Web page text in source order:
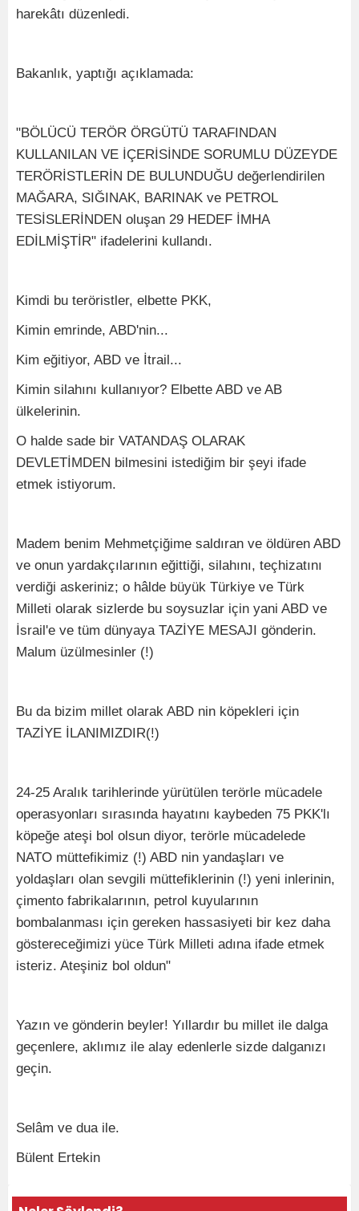
harekâtı düzenledi.
Bakanlık, yaptığı açıklamada:
"BÖLÜCÜ TERÖR ÖRGÜTÜ TARAFINDAN
KULLANILAN VE İÇERİSİNDE SORUMLU DÜZEYDE
TERÖRİSTLERİN DE BULUNDUĞU değerlendirilen
MAĞARA, SIĞINAK, BARINAK ve PETROL
TESİSLERİNDEN oluşan 29 HEDEF İMHA
EDİLMİŞTİR" ifadelerini kullandı.
Kimdi bu teröristler, elbette PKK,
Kimin emrinde, ABD'nin...
Kim eğitiyor, ABD ve İtrail...
Kimin silahını kullanıyor? Elbette ABD ve AB
ülkelerinin.
O halde sade bir VATANDAŞ OLARAK
DEVLETİMDEN bilmesini istediğim bir şeyi ifade
etmek istiyorum.
Madem benim Mehmetçiğime saldıran ve öldüren ABD
ve onun yardakçılarının eğittiği, silahını, teçhizatını
verdiği askeriniz; o hâlde büyük Türkiye ve Türk
Milleti olarak sizlerde bu soysuzlar için yani ABD ve
İsrail'e ve tüm dünyaya TAZİYE MESAJI gönderin.
Malum üzülmesinler (!)
Bu da bizim millet olarak ABD nin köpekleri için
TAZİYE İLANIMIZDIR(!)
24-25 Aralık tarihlerinde yürütülen terörle mücadele
operasyonları sırasında hayatını kaybeden 75 PKK'lı
köpeğe ateşi bol olsun diyor, terörle mücadelede
NATO müttefikimiz (!) ABD nin yandaşları ve
yoldaşları olan sevgili müttefiklerinin (!) yeni inlerinin,
çimento fabrikalarının, petrol kuyularının
bombalanması için gereken hassasiyeti bir kez daha
göstereceğimizi yüce Türk Milleti adına ifade etmek
isteriz. Ateşiniz bol oldun"
Yazın ve gönderin beyler! Yıllardır bu millet ile dalga
geçenlere, aklımız ile alay edenlerle sizde dalganızı
geçin.
Selâm ve dua ile.
Bülent Ertekin